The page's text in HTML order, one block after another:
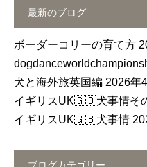
最新のブログ
ボーダーコリーの育て方
犬と海外旅英国編 2026年
イギリスUK🇬🇧犬事情そ
イギリスUK🇬🇧犬事情